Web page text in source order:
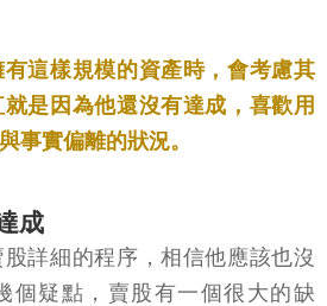
這樣規模的資產時，會考慮其
是因為他還沒有達成，喜歡用
事實偏離的狀況。
成
詳細的程序，相信他應該也沒
個疑點，賣股有一個很大的缺